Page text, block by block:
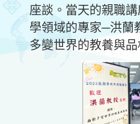
座談。當天的親職
學領域的專家─洪蘭
多變世界的教養與品